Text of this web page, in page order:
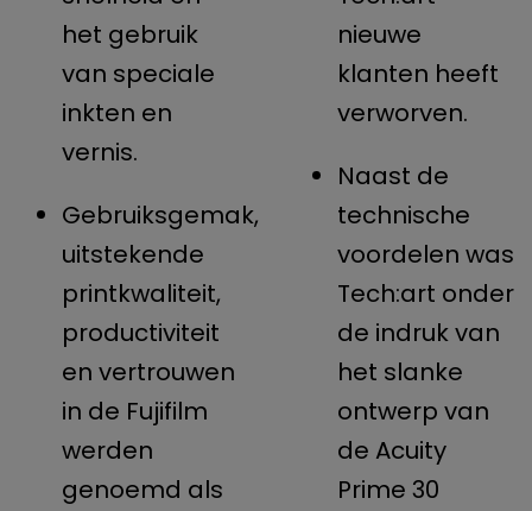
het gebruik
van speciale
inkten en
vernis.
Gebruiksgemak,
uitstekende
printkwaliteit,
productiviteit
en vertrouwen
in de Fujifilm
werden
genoemd als
nieuwe
klanten heeft
verworven.
Naast de
technische
voordelen was
Tech:art onder
de indruk van
het slanke
ontwerp van
de Acuity
Prime 30